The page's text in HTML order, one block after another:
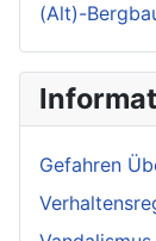
(Alt)-
Gefahren